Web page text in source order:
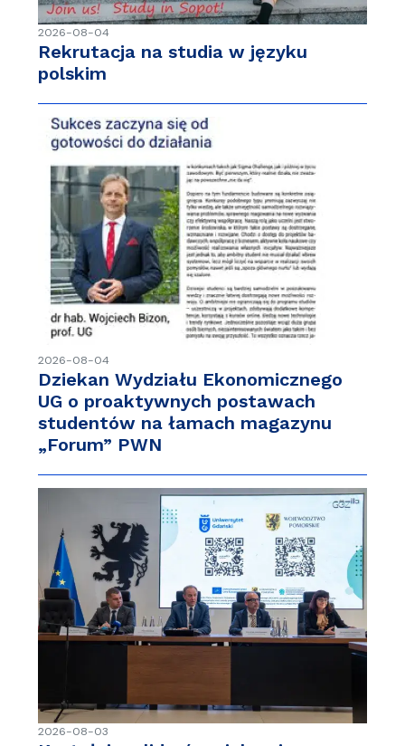
2026-08-04
Rekrutacja na studia w języku
polskim
2026-08-04
Dziekan Wydziału Ekonomicznego
UG o proaktywnych postawach
studentów na łamach magazynu
„Forum” PWN
2026-08-03